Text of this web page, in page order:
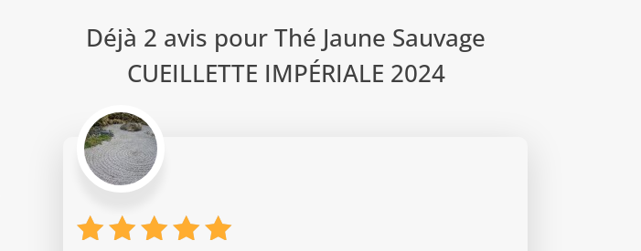
Déjà 2 avis pourThé Jaune Sauvage
CUEILLETTE IMPÉRIALE 2024